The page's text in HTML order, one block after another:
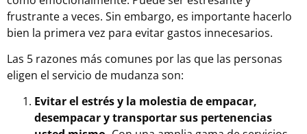
frustrante a veces. Sin embargo, es importante hacerlo
bien la primera vez para evitar gastos innecesarios.
Las 5 razones más comunes por las que las personas
eligen el servicio de mudanza son:
Evitar el estrés y la molestia de empacar,
desempacar y transportar sus pertenencias